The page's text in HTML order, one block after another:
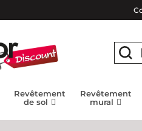
Revêtement
de sol
Revêtement
mural